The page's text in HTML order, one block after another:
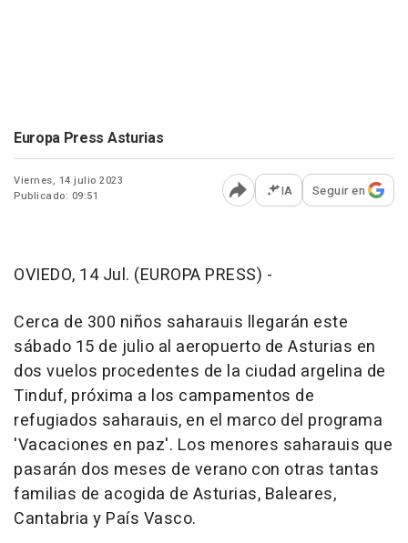
Europa Press Asturias
Viernes, 14 julio 2023
Publicado: 09:51
Abrir opciones para
IA Seguir en
OVIEDO, 14 Jul. (EUROPA PRESS) -
Cerca de 300 niños saharauis llegarán este
sábado 15 de julio al aeropuerto de Asturias en
dos vuelos procedentes de la ciudad argelina de
Tinduf, próxima a los campamentos de
refugiados saharauis, en el marco del programa
'Vacaciones en paz'. Los menores saharauis que
pasarán dos meses de verano con otras tantas
familias de acogida de Asturias, Baleares,
Cantabria y País Vasco.